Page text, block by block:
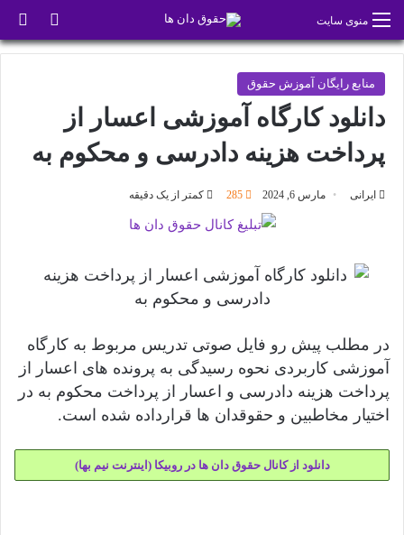
تغییر منوی سایت
منابع رایگان آموزش حقوق
دانلود کارگاه آموزشی اعسار از
پرداخت هزینه دادرسی و محکوم به
ایرانی مارس 6, 2024 285 کمتر از یک دقیقه
در مطلب پیش رو فایل صوتی تدریس مربوط به کارگاه
آموزشی کاربردی نحوه رسیدگی به پرونده های اعسار از
پرداخت هزینه دادرسی و اعسار از پرداخت محکوم به در
اختیار مخاطبین و حقوقدان ها قرارداده شده است.
دانلود از کانال حقوق دان ها در روبیکا (اینترنت نیم بها)